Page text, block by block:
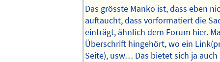
Das grösste Manko ist, dass eben
auftaucht, dass vorformatiert die
einträgt, ähnlich dem Forum hier.
Überschrift hingehört, wo ein
Seite), usw… Das bietet sich ja auch